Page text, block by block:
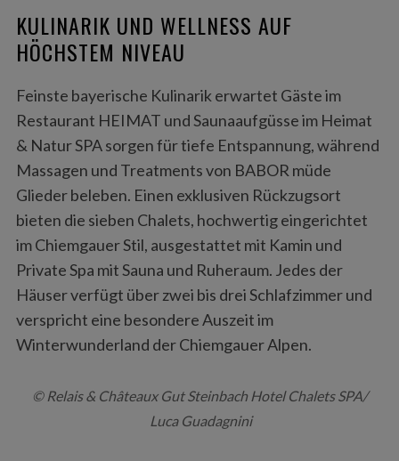
KULINARIK UND WELLNESS AUF
HÖCHSTEM NIVEAU
Feinste bayerische Kulinarik erwartet Gäste im
Restaurant HEIMAT und Saunaaufgüsse im Heimat
& Natur SPA sorgen für tiefe Entspannung, während
Massagen und Treatments von BABOR müde
Glieder beleben. Einen exklusiven Rückzugsort
bieten die sieben Chalets, hochwertig eingerichtet
im Chiemgauer Stil, ausgestattet mit Kamin und
Private Spa mit Sauna und Ruheraum. Jedes der
Häuser verfügt über zwei bis drei Schlafzimmer und
verspricht eine besondere Auszeit im
Winterwunderland der Chiemgauer Alpen.
© Relais & Châteaux Gut Steinbach Hotel Chalets SPA/
Luca Guadagnini